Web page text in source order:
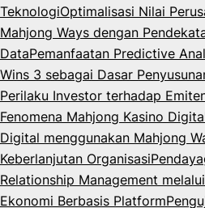
TeknologiOptimalisasi Nilai
Mahjong Ways dengan
DataPemanfaatan Predictive
Wins 3 sebagai Dasar
Perilaku Investor terhadap
Fenomena Mahjong Kasino
Digital menggunakan Mahjong
Keberlanjutan Organisasi
Relationship Management
Ekonomi Berbasis Platform